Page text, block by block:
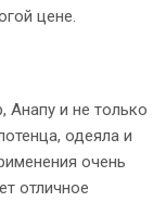
цене.
Анапу и не только
одеяла и
очень
отличное